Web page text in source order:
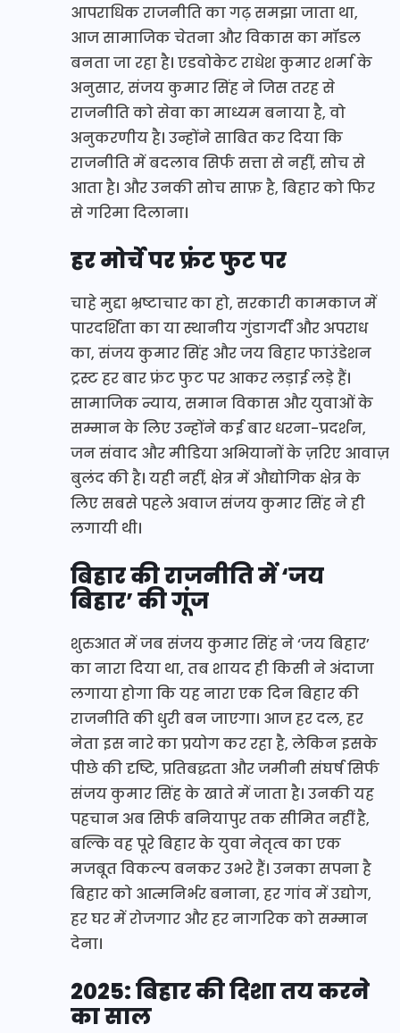
आपराधिक राजनीति का गढ़ समझा जाता था,
आज सामाजिक चेतना और विकास का मॉडल
बनता जा रहा है। एडवोकेट राधेश कुमार शर्मा के
अनुसार, संजय कुमार सिंह ने जिस तरह से
राजनीति को सेवा का माध्यम बनाया है, वो
अनुकरणीय है। उन्होंने साबित कर दिया कि
राजनीति में बदलाव सिर्फ सत्ता से नहीं, सोच से
आता है। और उनकी सोच साफ़ है, बिहार को फिर
से गरिमा दिलाना।
हर मोर्चे पर फ्रंट फुट पर
चाहे मुद्दा भ्रष्टाचार का हो, सरकारी कामकाज में
पारदर्शिता का या स्थानीय गुंडागर्दी और अपराध
का, संजय कुमार सिंह और जय बिहार फाउंडेशन
ट्रस्ट हर बार फ्रंट फुट पर आकर लड़ाई लड़े हैं।
सामाजिक न्याय, समान विकास और युवाओं के
सम्मान के लिए उन्होंने कई बार धरना-प्रदर्शन,
जन संवाद और मीडिया अभियानों के ज़रिए आवाज़
बुलंद की है। यही नहीं, क्षेत्र में औद्योगिक क्षेत्र के
लिए सबसे पहले अवाज संजय कुमार सिंह ने ही
लगायी थी।
बिहार की राजनीति में ‘जय
बिहार’ की गूंज
शुरुआत में जब संजय कुमार सिंह ने ‘जय बिहार’
का नारा दिया था, तब शायद ही किसी ने अंदाजा
लगाया होगा कि यह नारा एक दिन बिहार की
राजनीति की धुरी बन जाएगा। आज हर दल, हर
नेता इस नारे का प्रयोग कर रहा है, लेकिन इसके
पीछे की दृष्टि, प्रतिबद्धता और जमीनी संघर्ष सिर्फ
संजय कुमार सिंह के खाते में जाता है। उनकी यह
पहचान अब सिर्फ बनियापुर तक सीमित नहीं है,
बल्कि वह पूरे बिहार के युवा नेतृत्व का एक
मजबूत विकल्प बनकर उभरे हैं। उनका सपना है
बिहार को आत्मनिर्भर बनाना, हर गांव में उद्योग,
हर घर में रोजगार और हर नागरिक को सम्मान
देना।
2025: बिहार की दिशा तय करने
का साल